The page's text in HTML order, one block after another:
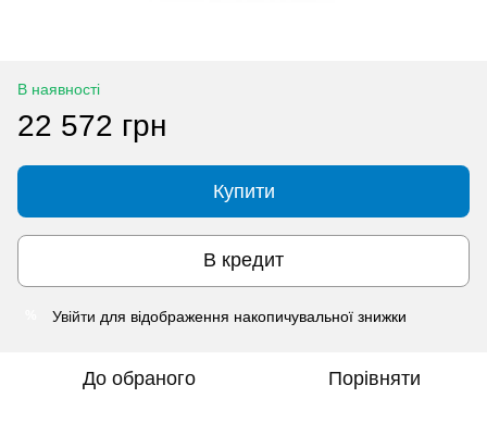
В наявності
22 572 грн
Купити
В кредит
Увійти для відображення накопичувальної знижки
До обраного Порівняти